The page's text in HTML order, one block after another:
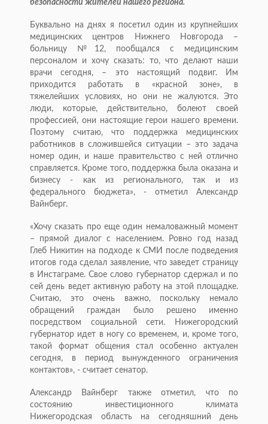
безопасности жителей нашего региона.
Буквально на днях я посетил один из крупнейших
медицинских центров Нижнего Новгорода –
больницу №12, пообщался с медицинским
персоналом и хочу сказать: то, что делают наши
врачи сегодня, – это настоящий подвиг. Им
приходится работать в «красной зоне», в
тяжелейших условиях, но они не жалуются. Это
люди, которые, действительно, болеют своей
профессией, они настоящие герои нашего времени.
Поэтому считаю, что поддержка медицинских
работников в сложившейся ситуации – это задача
номер один, и наше правительство с ней отлично
справляется. Кроме того, поддержка была оказана и
бизнесу - как из регионального, так и из
федерального бюджета», - отметил Александр
Вайнберг.
«Хочу сказать про еще один немаловажный момент
– прямой диалог с населением. Ровно год назад
Глеб Никитин на подходе к СМИ после подведения
итогов года сделал заявление, что заведет страницу
в Инстаграме. Свое слово губернатор сдержал и по
сей день ведет активную работу на этой площадке.
Считаю, это очень важно, поскольку немало
обращений граждан было решено именно
посредством социальной сети. Нижегородский
губернатор идет в ногу со временем, и, кроме того,
такой формат общения стал особенно актуален
сегодня, в период вынужденного ограничения
контактов», - считает сенатор.
Александр Вайнберг также отметил, что по
состоянию инвестиционного климата
Нижегородская область на сегодняшний день